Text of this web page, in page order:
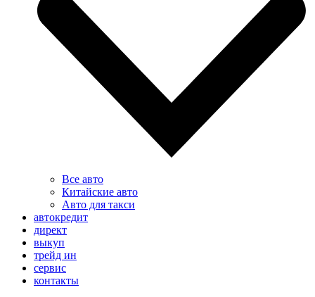
Все авто
Китайские авто
Авто для такси
автокредит
директ
выкуп
трейд ин
сервис
контакты